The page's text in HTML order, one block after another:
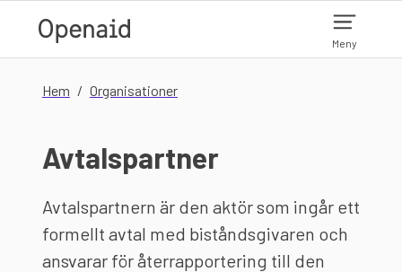
Meny
Hem Organisationer
Avtalspartner
Avtalspartnern är den aktör som ingår ett
formellt avtal med biståndsgivaren och
ansvarar för återrapportering till den